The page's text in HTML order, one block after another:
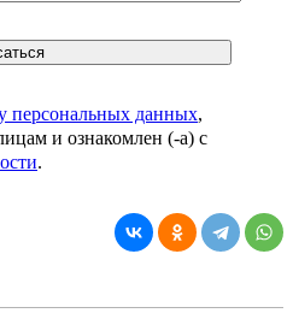
персональных данных,
и ознакомлен (-а) c
.